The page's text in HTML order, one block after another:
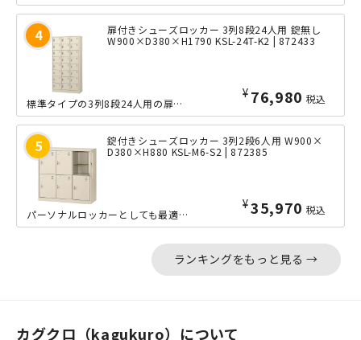
扉付きシューズロッカー 3列8段24人用 錠無し
W900×D380×H1790 KSL-24T-K2 | 872433
¥ 76,980 税込
標準タイプの3列8段24人用の扉付きシューズロッカーです。中身を見せない収納によ...
錠付きシューズロッカー 3列2段6人用 W900×
D380×H880 KSL-M6-S2 | 872385
¥35,970 税込
パーソナルロッカーとしても最適な、3列2段6人用のシリンダー錠タイプの扉付きシュ...
ランキングをもっと見る →
カグクロ（kagukuro）について